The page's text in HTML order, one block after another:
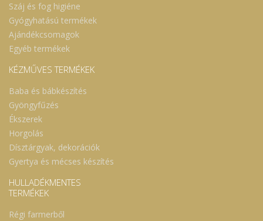
Száj és fog higiéne
Gyógyhatású termékek
Ajándékcsomagok
Egyéb termékek
KÉZMŰVES TERMÉKEK
Baba és bábkészítés
Gyöngyfűzés
Ékszerek
Horgolás
Dísztárgyak, dekorációk
Gyertya és mécses készítés
HULLADÉKMENTES
TERMÉKEK
Régi farmerből